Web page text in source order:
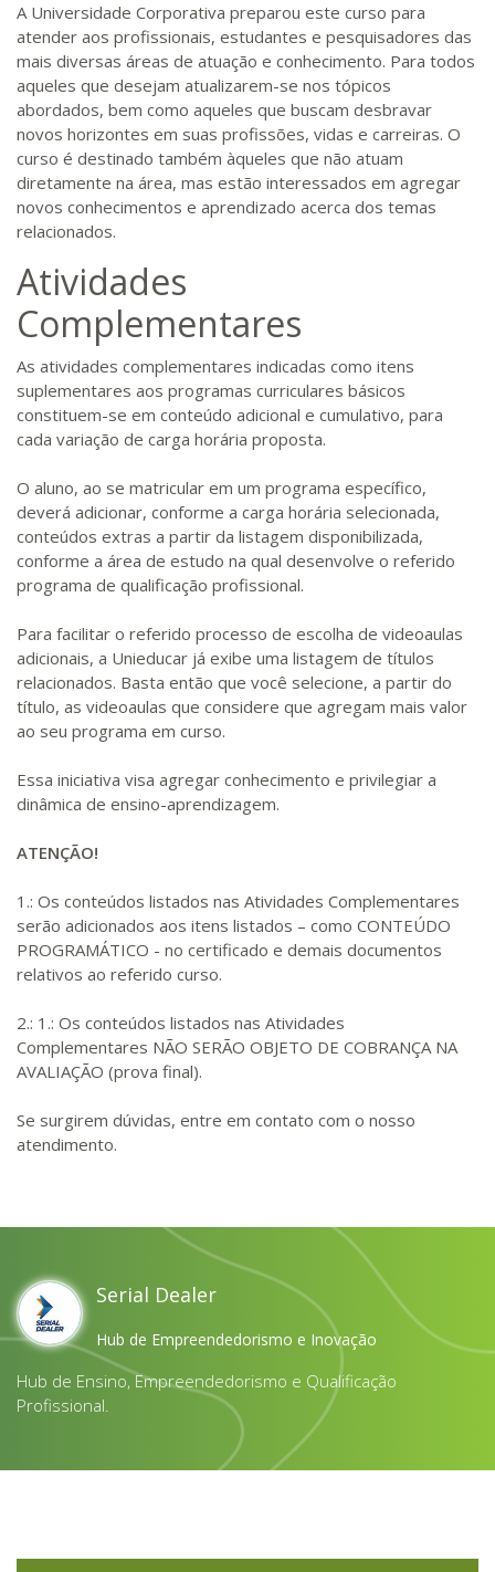
A Universidade Corporativa preparou este curso para
atender aos profissionais, estudantes e pesquisadores das
mais diversas áreas de atuação e conhecimento. Para todos
aqueles que desejam atualizarem-se nos tópicos
abordados, bem como aqueles que buscam desbravar
novos horizontes em suas profissões, vidas e carreiras. O
curso é destinado também àqueles que não atuam
diretamente na área, mas estão interessados em agregar
novos conhecimentos e aprendizado acerca dos temas
relacionados.
Atividades
Complementares
As atividades complementares indicadas como itens
suplementares aos programas curriculares básicos
constituem-se em conteúdo adicional e cumulativo, para
cada variação de carga horária proposta.
O aluno, ao se matricular em um programa específico,
deverá adicionar, conforme a carga horária selecionada,
conteúdos extras a partir da listagem disponibilizada,
conforme a área de estudo na qual desenvolve o referido
programa de qualificação profissional.
Para facilitar o referido processo de escolha de videoaulas
adicionais, a Unieducar já exibe uma listagem de títulos
relacionados. Basta então que você selecione, a partir do
título, as videoaulas que considere que agregam mais valor
ao seu programa em curso.
Essa iniciativa visa agregar conhecimento e privilegiar a
dinâmica de ensino-aprendizagem.
ATENÇÃO!
1.: Os conteúdos listados nas Atividades Complementares
serão adicionados aos itens listados – como CONTEÚDO
PROGRAMÁTICO - no certificado e demais documentos
relativos ao referido curso.
2.: 1.: Os conteúdos listados nas Atividades
Complementares NÃO SERÃO OBJETO DE COBRANÇA NA
AVALIAÇÃO (prova final).
Se surgirem dúvidas, entre em contato com o nosso
atendimento.
Serial Dealer
Hub de Empreendedorismo e Inovação
Hub de Ensino, Empreendedorismo e Qualificação
Profissional.